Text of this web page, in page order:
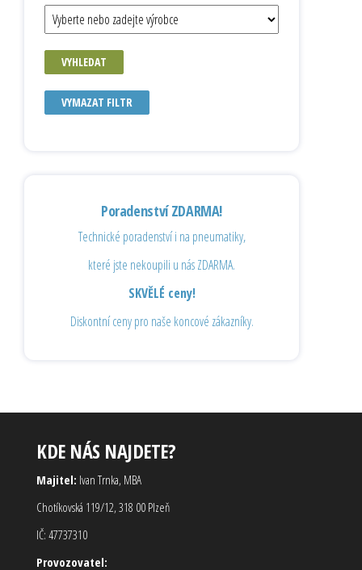
VYHLEDAT
VYMAZAT FILTR
Poradenství ZDARMA!
Technické poradenství i na pneumatiky,
které jste nekoupili u nás ZDARMA.
SKVĚLÉ ceny!
Diskontní ceny pro naše koncové zákazníky.
KDE NÁS NAJDETE?
Majitel: Ivan Trnka, MBA
Chotíkovská 119/12, 318 00 Plzeň
IČ: 47737310
Provozovatel: